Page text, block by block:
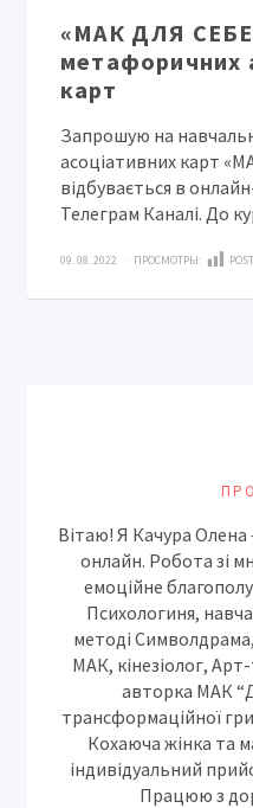
«МАК ДЛЯ
метафоричних
карт
Запрошую на
асоціативних карт
відбувається в
Телеграм Каналі. До
09. 08. 2022 · ПРОСМОТРЫ:
Вітаю! Я Качура Олена
онлайн. Робота зі
емоційне
Психологиня,
методі
МАК, кінезіолог,
авторка МАК
трансформаційної
Кохаюча жінка та
індивідуальний
Працюю з